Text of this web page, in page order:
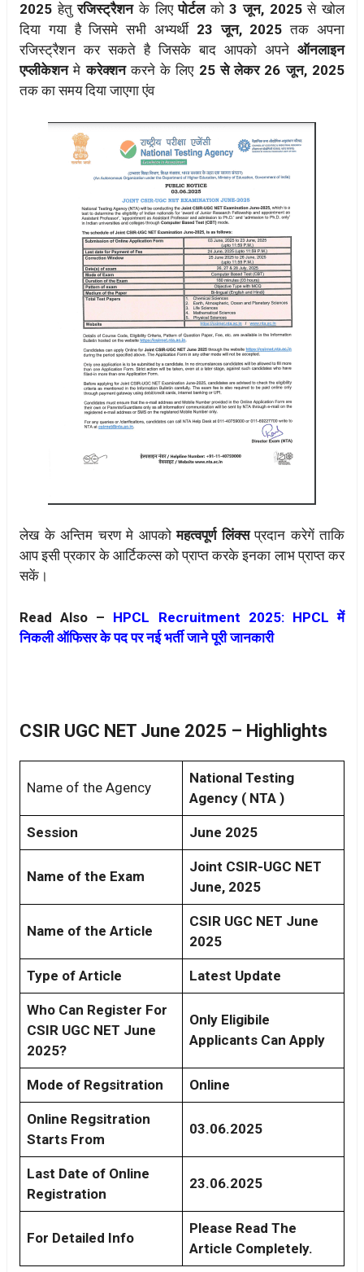
2025हेतुरजिस्ट्रैशनके लिएपोर्टलको3 जून, 2025से खोल
दिया गया है जिसमे सभी अभ्यर्थी 23 जून, 2025तक अपना
रजिस्ट्रैशन कर सकते है जिसके बाद आपको अपने ऑनलाइन
एप्लीकेशनमेकरेक्शनकरने के लिए 25 से लेकर 26 जून, 2025
तक का समय दिया जाएगा एंव
लेख के अन्तिम चरण मे आपकोमहत्वपूर्ण लिंक्सप्रदान करेगें ताकि
आप इसी प्रकार के आर्टिकल्स को प्राप्त करके इनका लाभ प्राप्त कर
सकें।
Read Also – HPCL Recruitment 2025: HPCL में
निकली ऑफिसर के पद पर नई भर्ती जाने पूरी जानकारी
CSIR UGC NET June 2025 – Highlights
Name of the Agency
National Testing
Agency ( NTA )
Session June 2025
Name of the Exam
Joint CSIR-UGC NET
June, 2025
Name of the Article
CSIR UGC NET June
2025
Type of Article Latest Update
Who Can Register For
CSIR UGC NET June
2025?
Only Eligibile
Applicants Can Apply
Mode of Regsitration Online
Online Regsitration
Starts From
03.06.2025
Last Date of Online
Registration
23.06.2025
For Detailed Info
Please Read The
Article Completely.